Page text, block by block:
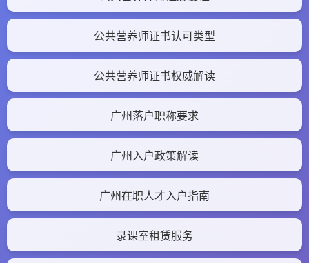
公共营养师证书认可类型
公共营养师证书权威解读
广州落户职称要求
广州入户政策解读
广州在职人才入户指南
录课室租赁服务